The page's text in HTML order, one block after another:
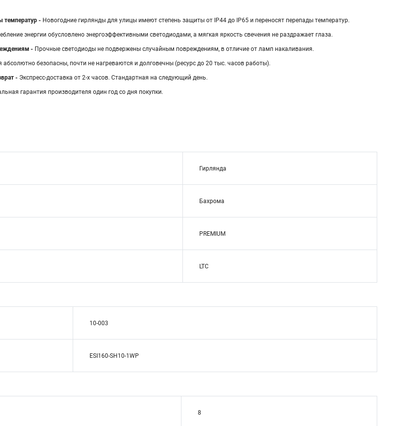
температур - Новогодние гирлянды для улицы имеют степень защиты от IP44 до IP65 и переносят перепады температур.
энергии обусловлено энергоэффективными светодиодами, а мягкая яркость свечения не раздражает глаза.
- Прочные светодиоды не подвержены случайным повреждениям, в отличие от ламп накаливания.
абсолютно безопасны, почти не нагреваются и долговечны (ресурс до 20 тыс. часов работы).
- Экспресс-доставка от 2-х часов. Стандартная на следующий день.
гарантия производителя один год со дня покупки.
Гирлянда
Бахрома
PREMIUM
LTC
10-003
ESI160-SH10-1WP
8